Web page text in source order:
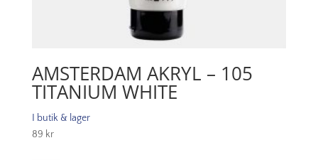
AMSTERDAM AKRYL – 105
TITANIUM WHITE
I butik & lager
89 kr